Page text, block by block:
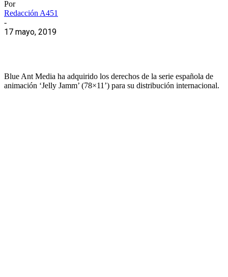
Por
Redacción A451
-
17 mayo, 2019
Blue Ant Media ha adquirido los derechos de la serie española de
animación ‘Jelly Jamm’ (78×11’) para su distribución internacional.